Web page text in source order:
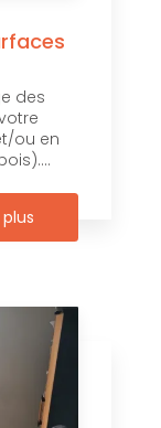
des
ou en